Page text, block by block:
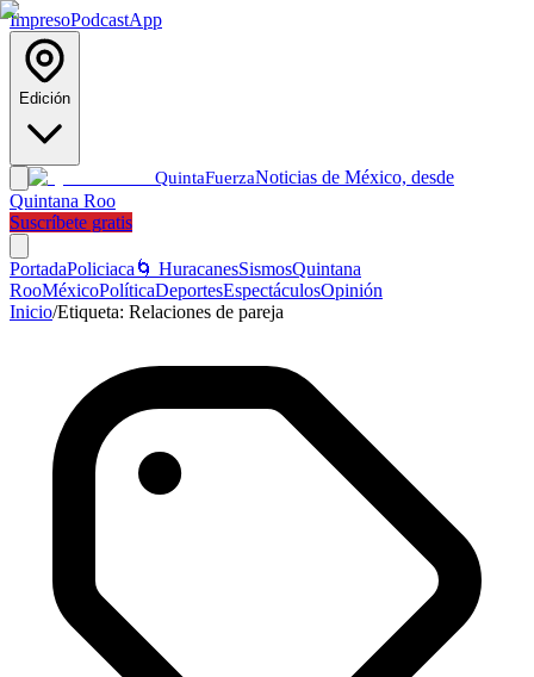
ImpresoPodcastApp
Edición
QuintaFuerzaNoticias de México, desde
Quintana Roo
Suscríbete gratis
PortadaPoliciaca 🌀 HuracanesSismosQuintana
RooMéxicoPolíticaDeportesEspectáculosOpinión
Inicio/Etiqueta: Relaciones de pareja